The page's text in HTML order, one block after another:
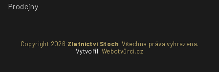
Prodejny
Copyright 2026 Zlatnictví Stoch. Všechna práva vyhrazena.
Vytvořili Webotvůrci.cz